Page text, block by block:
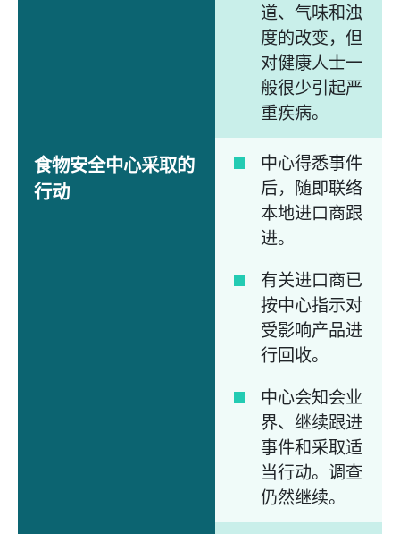
道、气味和浊
度的改变，但
对健康人士一
般很少引起严
重疾病。
食物安全中心采取的
行动
中心得悉事件
后，随即联络
本地进口商跟
进。
有关进口商已
按中心指示对
受影响产品进
行回收。
中心会知会业
界、继续跟进
事件和采取适
当行动。调查
仍然继续。